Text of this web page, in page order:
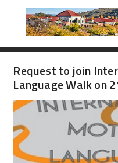
Request to join
Language Walk on